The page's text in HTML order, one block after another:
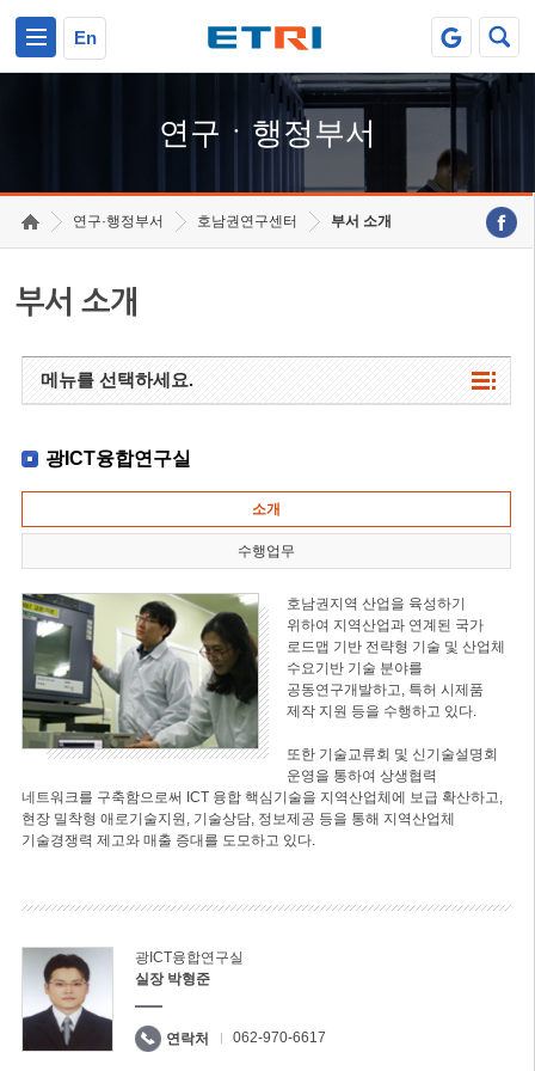
En
연구ㆍ행정부서
연구·행정부서 호남권연구센터 부서 소개
부서 소개
메뉴를 선택하세요.
광ICT융합연구실
소개
수행업무
호남권지역 산업을 육성하기
위하여 지역산업과 연계된 국가
로드맵 기반 전략형 기술 및 산업체
수요기반 기술 분야를
공동연구개발하고, 특허 시제품
제작 지원 등을 수행하고 있다.
또한 기술교류회 및 신기술설명회
운영을 통하여 상생협력
네트워크를 구축함으로써 ICT 융합 핵심기술을 지역산업체에 보급 확산하고,
현장 밀착형 애로기술지원, 기술상담, 정보제공 등을 통해 지역산업체
기술경쟁력 제고와 매출 증대를 도모하고 있다.
광ICT융합연구실
실장 박형준
연락처 062-970-6617